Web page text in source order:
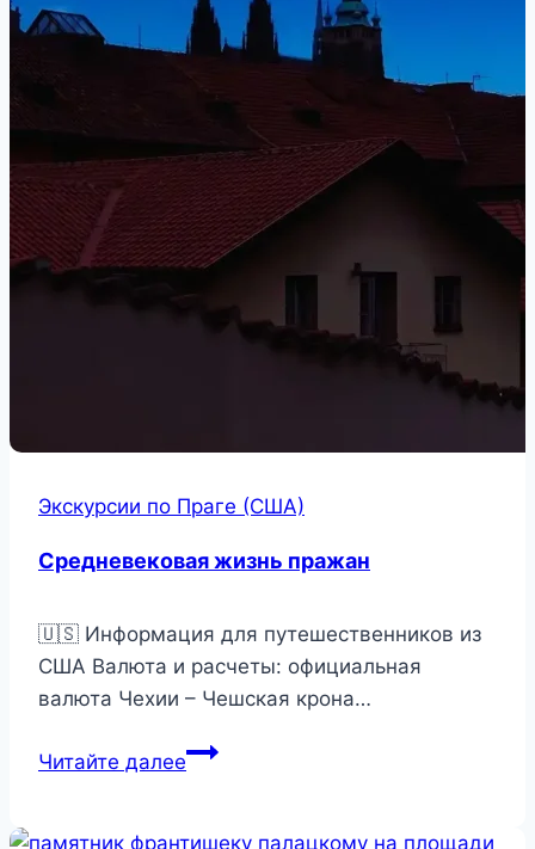
Экскурсии по Праге (США)
Средневековая жизнь пражан
🇺🇸 Информация для путешественников из
США Валюта и расчеты: официальная
валюта Чехии – Чешская крона…
Читайте далееСредневековая